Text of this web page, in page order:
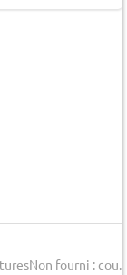
fourni : cou...